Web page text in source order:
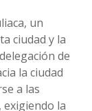
un
ciudad y la
de
la ciudad
a las
exigiendo la